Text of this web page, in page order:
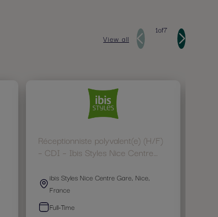
View all
1of7
Réceptionniste polyvalent(e) (H/F)
– CDI – Ibis Styles Nice Centre
ibis Styles Nice Centre Gare, Nice,
France
Full-Time